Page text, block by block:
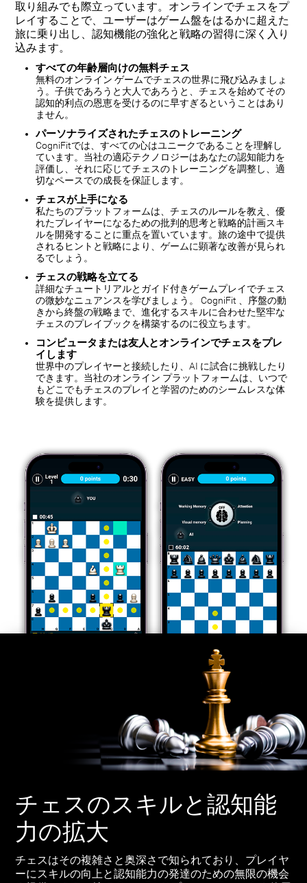
取り組みでも際立っています。オンラインでチェスをプ
レイすることで、ユーザーはゲーム盤をはるかに超えた
旅に乗り出し、認知機能の強化と戦略の習得に深く入り
込みます。
すべての年齢層向けの無料チェス
無料のオンライン ゲームでチェスの世界に飛び込みましょ
う。子供であろうと大人であろうと、チェスを始めてその
認知的利点の恩恵を受けるのに早すぎるということはあり
ません。
パーソナライズされたチェスのトレーニング
CogniFitでは、すべての心はユニークであることを理解し
ています。当社の適応テクノロジーはあなたの認知能力を
評価し、それに応じてチェスのトレーニングを調整し、適
切なペースでの成長を保証します。
チェスが上手になる
私たちのプラットフォームは、チェスのルールを教え、優
れたプレイヤーになるための批判的思考と戦略的計画スキ
ルを開発することに重点を置いています。旅の途中で提供
されるヒントと戦略により、ゲームに顕著な改善が見られ
るでしょう。
チェスの戦略を立てる
詳細なチュートリアルとガイド付きゲームプレイでチェス
の微妙なニュアンスを学びましょう。 CogniFit 、序盤の動
きから終盤の戦略まで、進化するスキルに合わせた堅牢な
チェスのプレイブックを構築するのに役立ちます。
コンピュータまたは友人とオンラインでチェスをプレ
イします
世界中のプレイヤーと接続したり、AI に試合に挑戦したり
できます。当社のオンライン プラットフォームは、いつで
もどこでもチェスのプレイと学習のためのシームレスな体
験を提供します。
チェスのスキルと認知能
力の拡大
チェスはその複雑さと奥深さで知られており、プレイヤ
ーにスキルの向上と認知能力の発達のための無限の機会